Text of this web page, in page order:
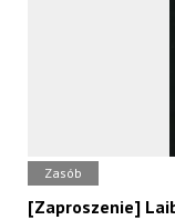
Zasób
[Zaproszenie]